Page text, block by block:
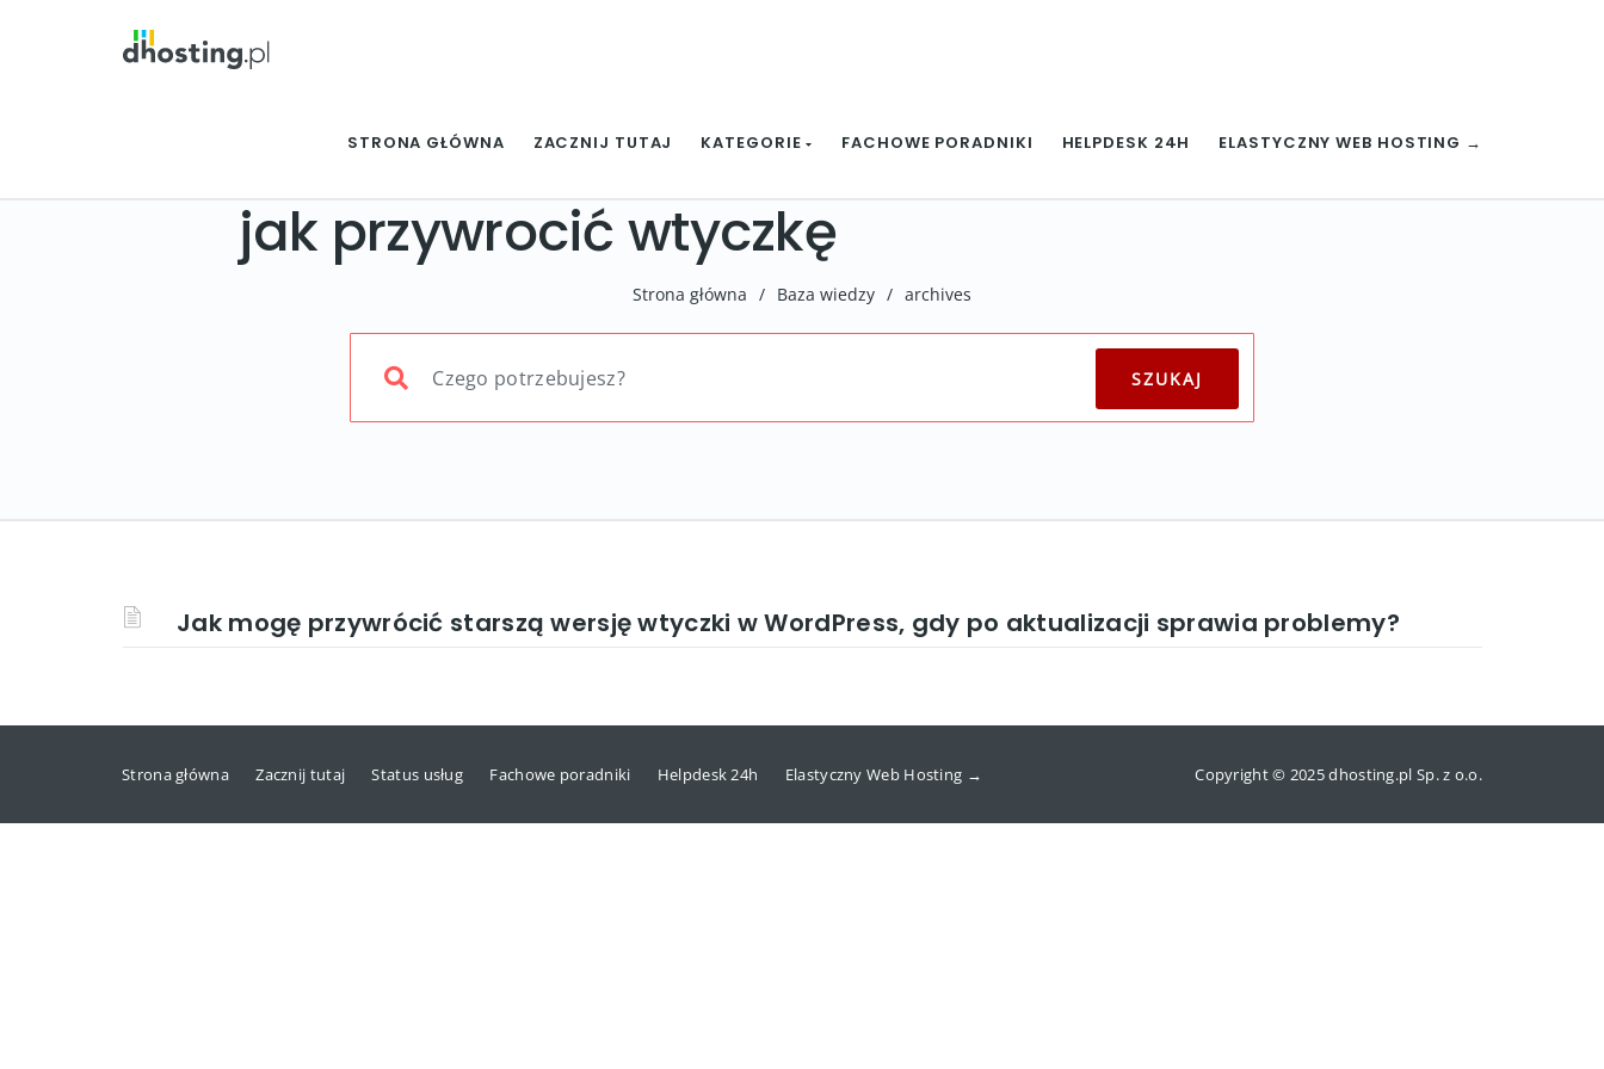
STRONA GŁÓWNA ZACZNIJ TUTAJ KATEGORIE FACHOWE PORADNIKI HELPDESK 24H ELASTYCZNY WEB HOSTING →
jak przywrocić wtyczkę
Strona główna / Baza wiedzy / archives
Jak mogę przywrócić starszą wersję wtyczki w WordPress, gdy po aktualizacji sprawia problemy?
Strona główna Zacznij tutaj Status usług Fachowe poradniki Helpdesk 24h Elastyczny Web Hosting → Copyright © 2025 dhosting.pl Sp. z o.o.